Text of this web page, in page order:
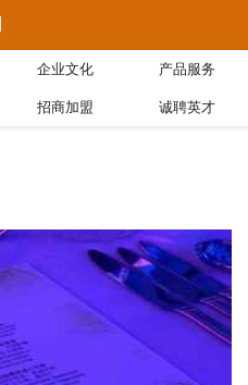
企业文化 产品服务
招商加盟 诚聘英才